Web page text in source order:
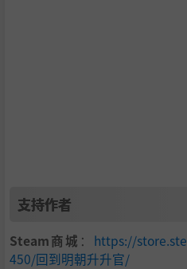
欢迎反馈问题和提供宝贵的游戏
支持作者
Steam商城 ： https://
450/回到明朝升升官/